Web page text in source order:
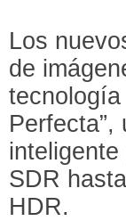
Los
de
SDR
HDR.